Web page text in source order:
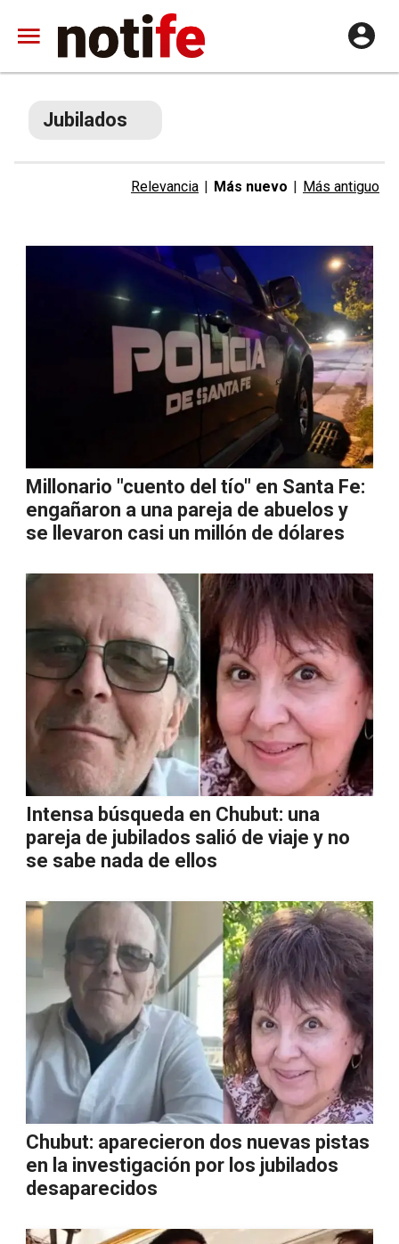
Jubilados
Relevancia | Más nuevo | Más antiguo
Millonario "cuento del tío" en Santa Fe:
engañaron a una pareja de abuelos y
se llevaron casi un millón de dólares
Intensa búsqueda en Chubut: una
pareja de jubilados salió de viaje y no
se sabe nada de ellos
Chubut: aparecieron dos nuevas pistas
en la investigación por los jubilados
desaparecidos